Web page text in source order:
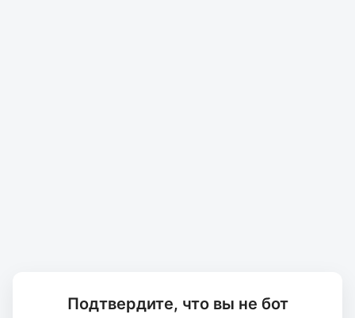
Подтвердите, что вы не бот